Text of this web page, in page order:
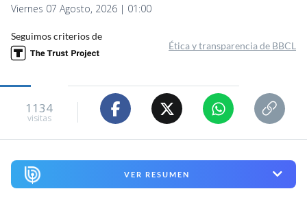
Viernes 07 Agosto, 2026 | 01:00
Seguimos criterios de
Ética y transparencia de BBCL
1134
visitas
VER RESUMEN